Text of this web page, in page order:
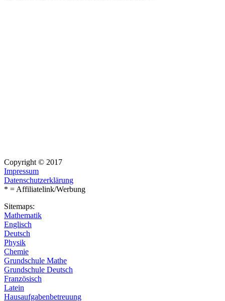
Copyright © 2017
Impressum
Datenschutzerklärung
* = Affiliatelink/Werbung
Sitemaps:
Mathematik
Englisch
Deutsch
Physik
Chemie
Grundschule Mathe
Grundschule Deutsch
Französisch
Latein
Hausaufgabenbetreuung